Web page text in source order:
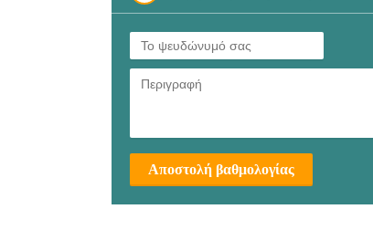
Αποστολή βαθμολογίας